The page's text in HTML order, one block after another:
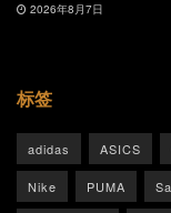
2026年8月7日
标签
adidas ASICS
Nike PUMA